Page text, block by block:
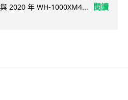
2020 年 WH-1000XM4...
閱讀